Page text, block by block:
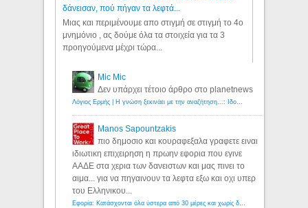
δάνεισαν, πού πήγαν τα λεφτά...
Μιας και περιμένουμε απο στιγμή σε στιγμή το 4ο
μνημόνιο , ας δούμε όλα τα στοιχεία για τα 3
προηγούμενα μέχρι τώρα...
Mic Mic
Δεν υπάρχει τέτοιο άρθρο στο planetnews
Λόγιος Ερμής | Η γνώση ξεκινάει με την αναζήτηση...: Ιδού οι 18 που χρωστούν 11 δις ευρώ!
Manos Sapountzakis
πιο δημοσιο και κουραφεξαλα γραφετε ειναι
ιδιωτικη επιχειρηση η πρωην εφορια που εγινε
ΑΑΔΕ στα χερια των δανειστων και μας πινει το
αιμα... για να πηγαινουν τα λεφτα εξω και οχι υπερ
του Ελληνικου...
Εφορία: Κατάσχονται όλα ύστερα από 30 μέρες και χωρίς δικαστικές αποφάσεις - Λόγιος Ερμής